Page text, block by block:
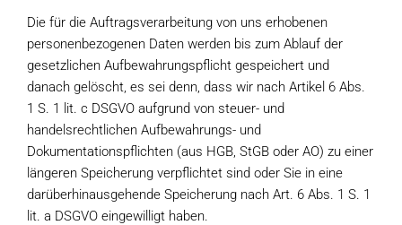
Die für die Auftragsverarbeitung von uns erhobenen
personenbezogenen Daten werden bis zum Ablauf der
gesetzlichen Aufbewahrungspflicht gespeichert und
danach gelöscht, es sei denn, dass wir nach Artikel 6 Abs.
1 S. 1 lit. c DSGVO aufgrund von steuer- und
handelsrechtlichen Aufbewahrungs- und
Dokumentationspflichten (aus HGB, StGB oder AO) zu einer
längeren Speicherung verpflichtet sind oder Sie in eine
darüberhinausgehende Speicherung nach Art. 6 Abs. 1 S. 1
lit. a DSGVO eingewilligt haben.